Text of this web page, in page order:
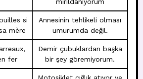
si
mère
Annesinin tehlikeli olması
umurumda değil.
fer
Demir çubuklardan başka
bir şey göremiyorum.